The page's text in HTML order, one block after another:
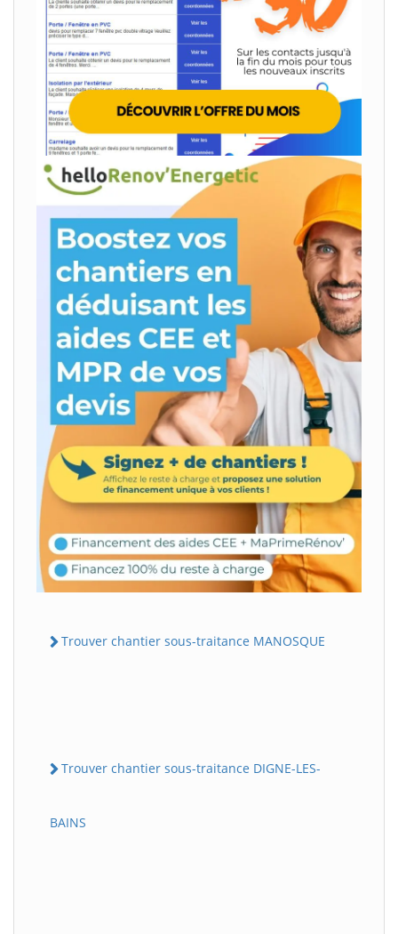
Trouver chantier sous-traitance MANOSQUE
Trouver chantier sous-traitance DIGNE-LES-
BAINS